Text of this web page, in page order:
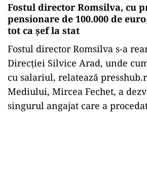
Fostul director Romsilva, cu
pensionare de 100.000 de
tot ca șef la stat
Fostul director Romsilva s-a
Direcției Silvice Arad, unde
cu salariul, relatează
Mediului, Mircea Fechet, a
singurul angajat care a